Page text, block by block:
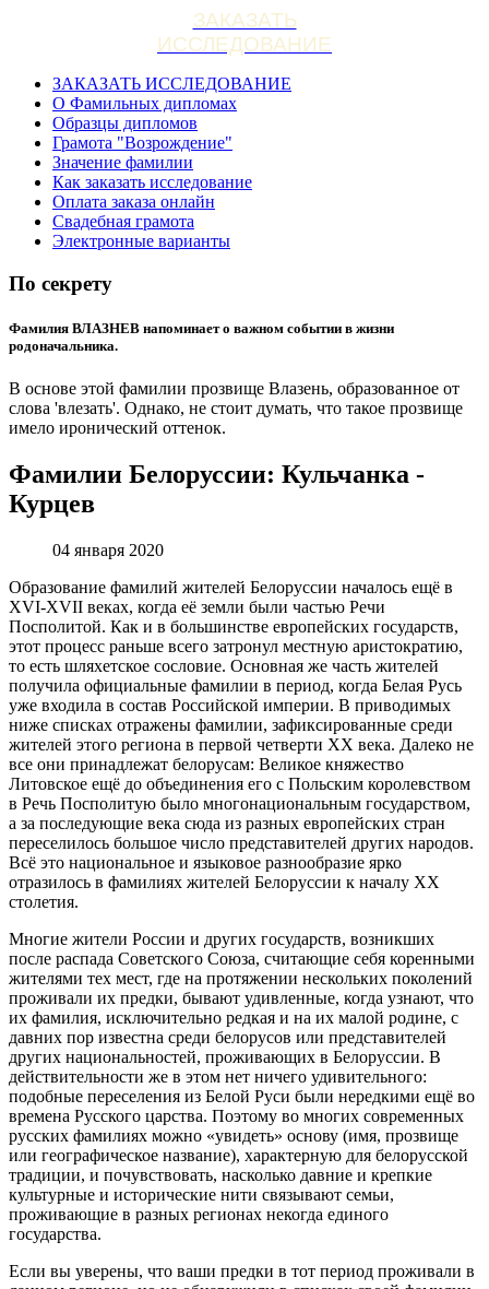
ЗАКАЗАТЬ
ИССЛЕДОВАНИЕ
ЗАКАЗАТЬ ИССЛЕДОВАНИЕ
О Фамильных дипломах
Образцы дипломов
Грамота "Возрождение"
Значение фамилии
Как заказать исследование
Оплата заказа онлайн
Свадебная грамота
Электронные варианты
По секрету
Фамилия ВЛАЗНЕВ напоминает о важном событии в жизни
родоначальника.
В основе этой фамилии прозвище Влазень, образованное от
слова 'влезать'. Однако, не стоит думать, что такое прозвище
имело иронический оттенок.
Фамилии Белоруссии: Кульчанка -
Курцев
04 января 2020
Образование фамилий жителей Белоруссии началось ещё в
XVI-XVII веках, когда её земли были частью Речи
Посполитой. Как и в большинстве европейских государств,
этот процесс раньше всего затронул местную аристократию,
то есть шляхетское сословие. Основная же часть жителей
получила официальные фамилии в период, когда Белая Русь
уже входила в состав Российской империи. В приводимых
ниже списках отражены фамилии, зафиксированные среди
жителей этого региона в первой четверти XX века. Далеко не
все они принадлежат белорусам: Великое княжество
Литовское ещё до объединения его с Польским королевством
в Речь Посполитую было многонациональным государством,
а за последующие века сюда из разных европейских стран
переселилось большое число представителей других народов.
Всё это национальное и языковое разнообразие ярко
отразилось в фамилиях жителей Белоруссии к началу XX
столетия.
Многие жители России и других государств, возникших
после распада Советского Союза, считающие себя коренными
жителями тех мест, где на протяжении нескольких поколений
проживали их предки, бывают удивленные, когда узнают, что
их фамилия, исключительно редкая и на их малой родине, с
давних пор известна среди белорусов или представителей
других национальностей, проживающих в Белоруссии. В
действительности же в этом нет ничего удивительного:
подобные переселения из Белой Руси были нередкими ещё во
времена Русского царства. Поэтому во многих современных
русских фамилиях можно «увидеть» основу (имя, прозвище
или географическое название), характерную для белорусской
традиции, и почувствовать, насколько давние и крепкие
культурные и исторические нити связывают семьи,
проживающие в разных регионах некогда единого
государства.
Если вы уверены, что ваши предки в тот период проживали в